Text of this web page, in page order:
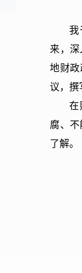
我
来，
地财
议，撰
在
腐、
了解。